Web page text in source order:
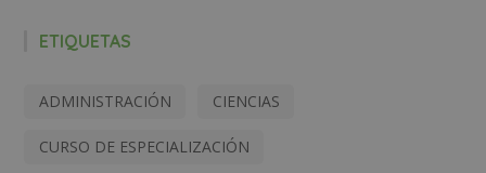
ETIQUETAS
ADMINISTRACIÓN CIENCIAS
CURSO DE ESPECIALIZACIÓN